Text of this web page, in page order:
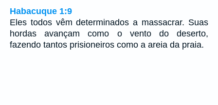
Habacuque 1:9
Eles todos vêm determinados a massacrar. Suas
hordas avançam como o vento do deserto,
fazendo tantos prisioneiros como a areia da praia.